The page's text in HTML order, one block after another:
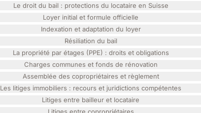
Le droit du bail : protections du locataire en Suisse
Loyer initial et formule officielle
Indexation et adaptation du loyer
Résiliation du bail
La propriété par étages (PPE) : droits et obligations
Charges communes et fonds de rénovation
Assemblée des copropriétaires et règlement
Les litiges immobiliers : recours et juridictions compétentes
Litiges entre bailleur et locataire